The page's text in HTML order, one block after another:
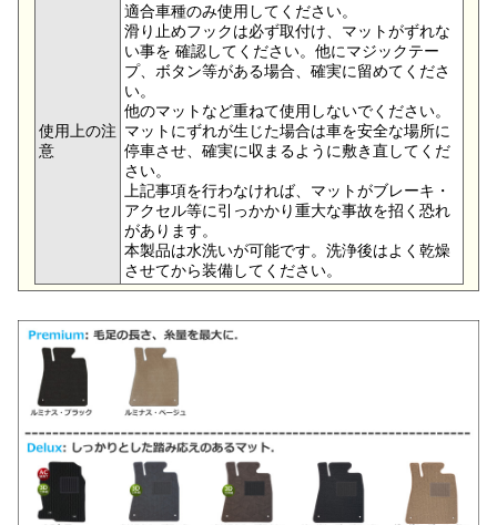
使用上の注
意
適合車種のみ使用してください。
滑り止めフックは必ず取付け、マットがずれな
い事を 確認してください。他にマジックテー
プ、ボタン等がある場合、確実に留めてくださ
い。
他のマットなど重ねて使用しないでください。
マットにずれが生じた場合は車を安全な場所に
停車させ、確実に収まるように敷き直してくだ
さい。
上記事項を行わなければ、マットがブレーキ・
アクセル等に引っかかり重大な事故を招く恐れ
があります。
本製品は水洗いが可能です。洗浄後はよく乾燥
させてから装備してください。